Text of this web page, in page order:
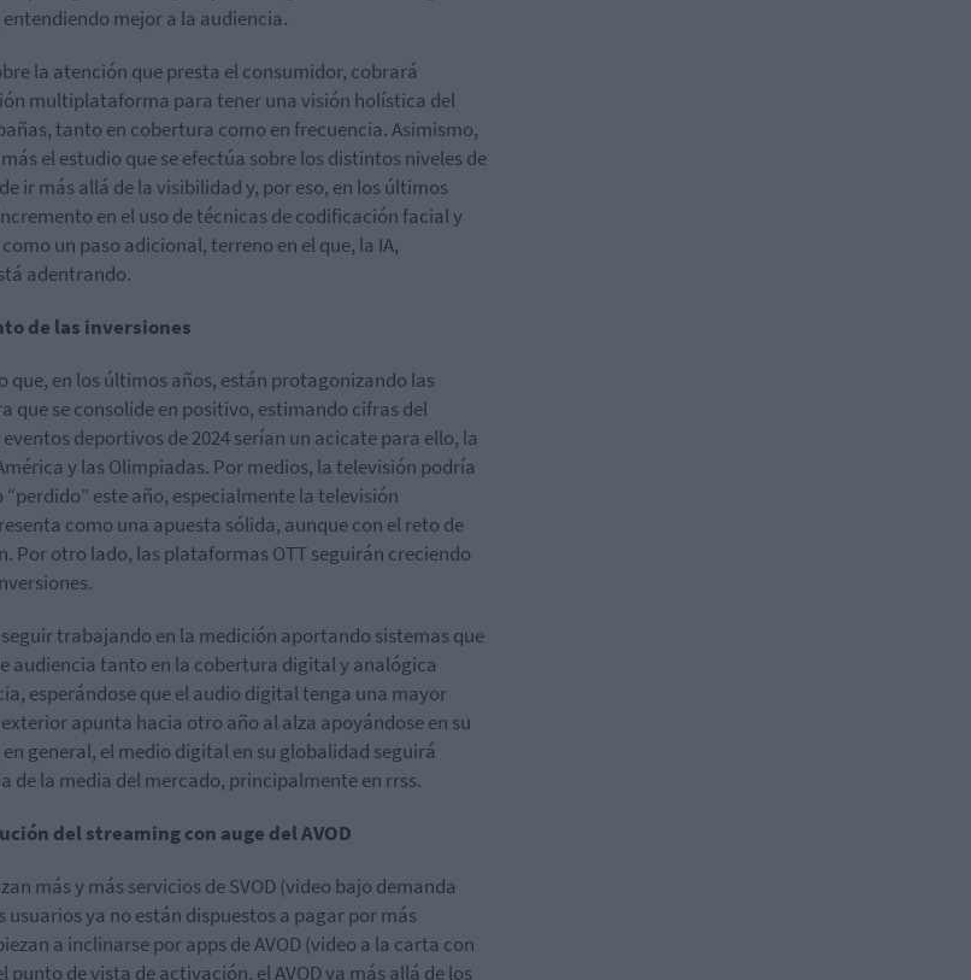
mejor a la audiencia.
la atención que presta el consumidor, cobrará
multiplataforma para tener una visión holística del
tanto en cobertura como en frecuencia. Asimismo,
el estudio que se efectúa sobre los distintos niveles de
ir más allá de la visibilidad y, por eso, en los últimos
en el uso de técnicas de codificación facial y
un paso adicional, terreno en el que, la IA,
adentrando.
de las inversiones
que, en los últimos años, están protagonizando las
que se consolide en positivo, estimando cifras del
deportivos de 2024 serían un acicate para ello, la
y las Olimpiadas. Por medios, la televisión podría
este año, especialmente la televisión
como una apuesta sólida, aunque con el reto de
Por otro lado, las plataformas OTT seguirán creciendo
trabajando en la medición aportando sistemas que
audiencia tanto en la cobertura digital y analógica
esperándose que el audio digital tenga una mayor
apunta hacia otro año al alza apoyándose en su
general, el medio digital en su globalidad seguirá
de la media del mercado, principalmente en rrss.
del streaming con auge del AVOD
más y más servicios de SVOD (video bajo demanda
usuarios ya no están dispuestos a pagar por más
a inclinarse por apps de AVOD (video a la carta con
punto de vista de activación, el AVOD va más allá de los